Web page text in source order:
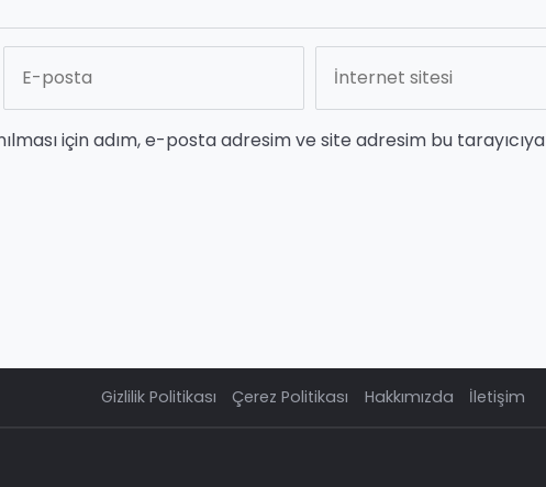
için adım, e-posta adresim ve site adresim bu tarayıcıya
Gizlilik Politikası Çerez Politikası Hakkımızda İletişim